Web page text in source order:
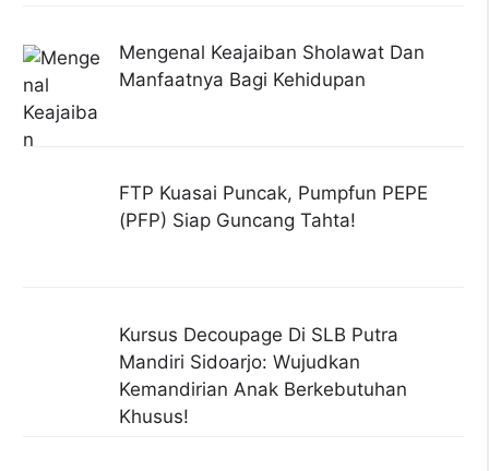
Mengenal Keajaiban Sholawat Dan
Manfaatnya Bagi Kehidupan
FTP Kuasai Puncak, Pumpfun PEPE
(PFP) Siap Guncang Tahta!
Kursus Decoupage Di SLB Putra
Mandiri Sidoarjo: Wujudkan
Kemandirian Anak Berkebutuhan
Khusus!